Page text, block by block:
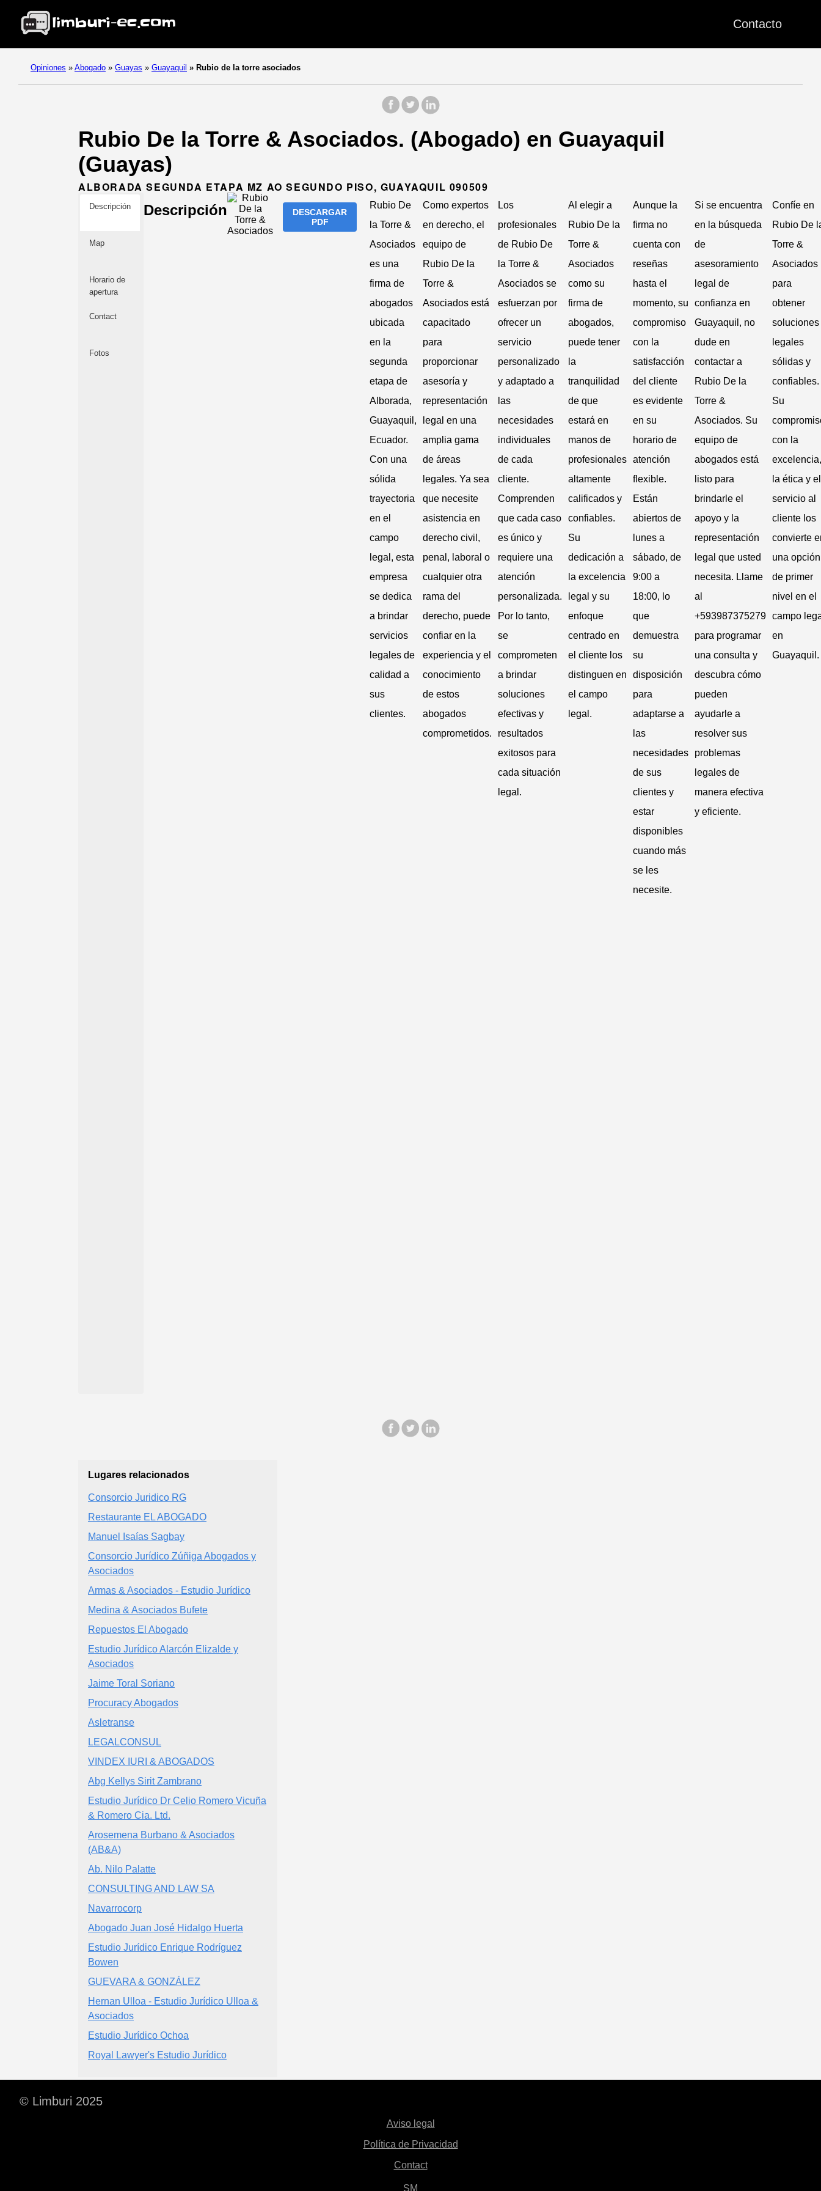
Contacto
Opiniones » Abogado » Guayas » Guayaquil » Rubio de la torre asociados
Rubio De la Torre & Asociados. (Abogado) en Guayaquil
(Guayas)
ALBORADA SEGUNDA ETAPA MZ AO SEGUNDO PISO, GUAYAQUIL 090509
Descripción
Map
Horario de
apertura
Contact
Fotos
Descripción
DESCARGAR
PDF
Rubio De
la Torre &
Asociados
es una
firma de
abogados
ubicada
en la
segunda
etapa de
Alborada,
Guayaquil,
Ecuador.
Con una
sólida
trayectoria
en el
campo
legal, esta
empresa
se dedica
a brindar
servicios
legales de
calidad a
sus
clientes.
Como expertos
en derecho, el
equipo de
Rubio De la
Torre &
Asociados está
capacitado
para
proporcionar
asesoría y
representación
legal en una
amplia gama
de áreas
legales. Ya sea
que necesite
asistencia en
derecho civil,
penal, laboral o
cualquier otra
rama del
derecho, puede
confiar en la
experiencia y el
conocimiento
de estos
abogados
comprometidos.
Los
profesionales
de Rubio De
la Torre &
Asociados se
esfuerzan por
ofrecer un
servicio
personalizado
y adaptado a
las
necesidades
individuales
de cada
cliente.
Comprenden
que cada caso
es único y
requiere una
atención
personalizada.
Por lo tanto,
se
comprometen
a brindar
soluciones
efectivas y
resultados
exitosos para
cada situación
legal.
Al elegir a
Rubio De la
Torre &
Asociados
como su
firma de
abogados,
puede tener
la
tranquilidad
de que
estará en
manos de
profesionales
altamente
calificados y
confiables.
Su
dedicación a
la excelencia
legal y su
enfoque
centrado en
el cliente los
distinguen en
el campo
legal.
Aunque la
firma no
cuenta con
reseñas
hasta el
momento, su
compromiso
con la
satisfacción
del cliente
es evidente
en su
horario de
atención
flexible.
Están
abiertos de
lunes a
sábado, de
9:00 a
18:00, lo
que
demuestra
su
disposición
para
adaptarse a
las
necesidades
de sus
clientes y
estar
disponibles
cuando más
se les
necesite.
Si se encuentra
en la búsqueda
de
asesoramiento
legal de
confianza en
Guayaquil, no
dude en
contactar a
Rubio De la
Torre &
Asociados. Su
equipo de
abogados está
listo para
brindarle el
apoyo y la
representación
legal que usted
necesita. Llame
al
+593987375279
para programar
una consulta y
descubra cómo
pueden
ayudarle a
resolver sus
problemas
legales de
manera efectiva
y eficiente.
Confíe en
Rubio De
Torre &
Asociados
para
obtener
soluciones
legales
sólidas y
confiables.
Su
con la
excelencia,
la ética y el
servicio al
cliente los
convierte
una opción
de primer
nivel en el
campo
en
Guayaquil.
Lugares relacionados
Consorcio Juridico RG
Restaurante EL ABOGADO
Manuel Isaías Sagbay
Consorcio Jurídico Zúñiga Abogados y
Asociados
Armas & Asociados - Estudio Jurídico
Medina & Asociados Bufete
Repuestos El Abogado
Estudio Jurídico Alarcón Elizalde y
Asociados
Jaime Toral Soriano
Procuracy Abogados
Asletranse
LEGALCONSUL
VINDEX IURI & ABOGADOS
Abg Kellys Sirit Zambrano
Estudio Jurídico Dr Celio Romero Vicuña
& Romero Cia. Ltd.
Arosemena Burbano & Asociados
(AB&A)
Ab. Nilo Palatte
CONSULTING AND LAW SA
Navarrocorp
Abogado Juan José Hidalgo Huerta
Estudio Jurídico Enrique Rodríguez
Bowen
GUEVARA & GONZÁLEZ
Hernan Ulloa - Estudio Jurídico Ulloa &
Asociados
Estudio Jurídico Ochoa
Royal Lawyer's Estudio Jurídico
© Limburi 2025
Aviso legal
Política de Privacidad
Contact
SM